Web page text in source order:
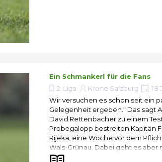
Ein Schmankerl für die Fans
2. Liga
Krone Salzburg
18
Wir versuchen es schon seit ein
Gelegenheit ergeben.“ Das sagt
David Rettenbacher zu einem
Probegalopp bestreiten Kapitän
Rijeka, eine Woche vor dem
Wals-Grünau. Dabei geht es aber